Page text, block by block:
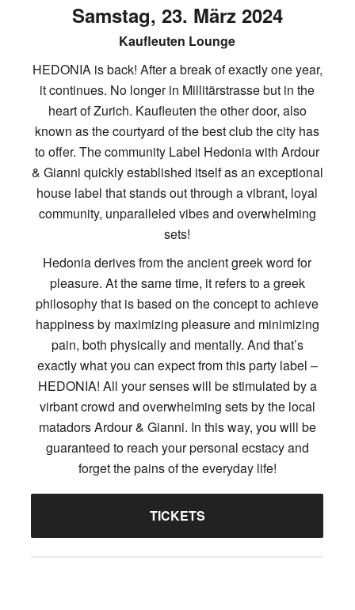
Samstag, 23. März 2024
Kaufleuten Lounge
HEDONIA is back! After a break of exactly one year,
it continues. No longer in Millitärstrasse but in the
heart of Zurich. Kaufleuten the other door, also
known as the courtyard of the best club the city has
to offer. The community Label Hedonia with Ardour
& Gianni quickly established itself as an exceptional
house label that stands out through a vibrant, loyal
community, unparalleled vibes and overwhelming
sets!
Hedonia derives from the ancient greek word for
pleasure. At the same time, it refers to a greek
philosophy that is based on the concept to achieve
happiness by maximizing pleasure and minimizing
pain, both physically and mentally. And that’s
exactly what you can expect from this party label –
HEDONIA! All your senses will be stimulated by a
virbant crowd and overwhelming sets by the local
matadors Ardour & Gianni. In this way, you will be
guaranteed to reach your personal ecstacy and
forget the pains of the everyday life!
TICKETS